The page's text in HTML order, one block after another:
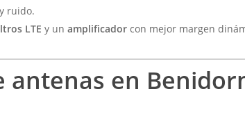
ruido.
LTE y unamplificador con mejor margen
antenas en